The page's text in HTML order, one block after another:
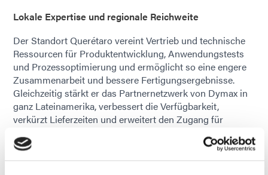
Lokale Expertise und regionale Reichweite
Der Standort Querétaro vereint Vertrieb und technische
Ressourcen für Produktentwicklung, Anwendungstests
und Prozessoptimierung und ermöglicht so eine engere
Zusammenarbeit und bessere Fertigungsergebnisse.
Gleichzeitig stärkt er das Partnernetzwerk von Dymax in
ganz Lateinamerika, verbessert die Verfügbarkeit,
verkürzt Lieferzeiten und erweitert den Zugang für